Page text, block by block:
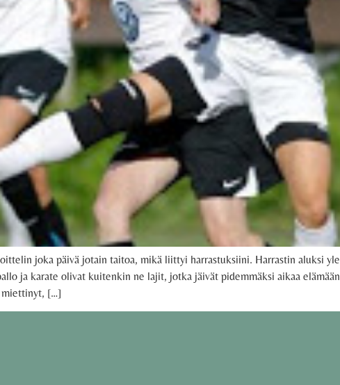
joka päivä jotain taitoa, mikä liittyi harrastuksiini. Harrastin aluksi
ja karate olivat kuitenkin ne lajit, jotka jäivät pidemmäksi aikaa
miettinyt, […]